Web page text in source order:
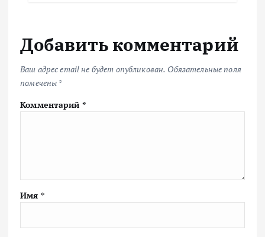
Добавить комментарий
Ваш адрес email не будет опубликован. Обязательные поля
помечены *
Комментарий *
Имя *